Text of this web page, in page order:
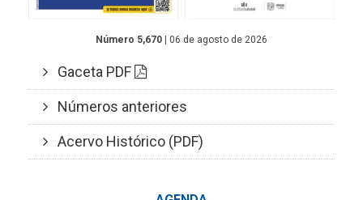
Número 5,670 | 06 de agosto de 2026
Gaceta PDF
Números anteriores
Acervo Histórico (PDF)